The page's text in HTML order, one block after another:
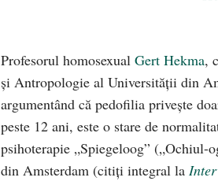
Profesorul homosexual Gert Hekma,
şi Antropologie al Universităţii din
argumentând că pedofilia priveşte
peste 12 ani, este o stare de
psihoterapie „Spiegeloog”
din Amsterdam (citiţi integral la